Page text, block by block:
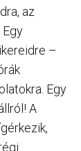
az
–
Egy
A